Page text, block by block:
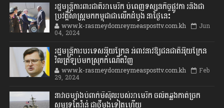
រដ្ឋមន្រ្តីការពារជាតិអាមេរិក បំពេញទស្សនកិច្ចផ្លូវកា រនិងជា
ប្រវត្តិសាស្រ្តមកកម្ពុជាជាលើកដំបូង នាថ្ងៃនេះ
www.k-rasmeydomreymeasposttv.com.kh Jun
04, 2024
រដ្ឋមន្ត្រីការបរទេសអ៊ុយក្រែន អំពាវនាវឱ្យជនជាតិអ៊ុយក្រែន
វិលត្រឡប់មកស្រុកកំណើតវិញ
www.k-rasmeydomreymeasposttv.com.kh Feb
29, 2024
នាវាចម្បាំងបំពាក់មីស៊ីលរបស់អាមេរិក ចល័តឆ្លងកាត់ច្រក
សមុទ្រតៃវ៉ាន់ ជាថ្មីម្តងទៀតហើយ